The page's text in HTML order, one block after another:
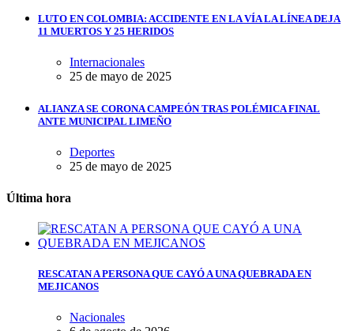
LUTO EN COLOMBIA: ACCIDENTE EN LA VÍA LA LÍNEA DEJA
11 MUERTOS Y 25 HERIDOS
Internacionales
25 de mayo de 2025
ALIANZA SE CORONA CAMPEÓN TRAS POLÉMICA FINAL
ANTE MUNICIPAL LIMEÑO
Deportes
25 de mayo de 2025
Última hora
RESCATAN A PERSONA QUE CAYÓ A UNA QUEBRADA EN
MEJICANOS
Nacionales